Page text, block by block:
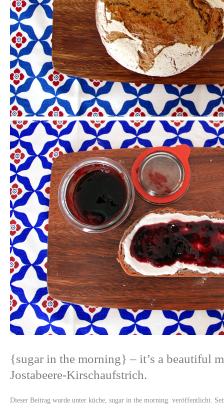
{sugar in the morning} – it’s a beautiful
Jostabeere-Kirschaufstrich.
Dieser Beitrag wurde unter küche sugar in the morning. veröffentlicht.